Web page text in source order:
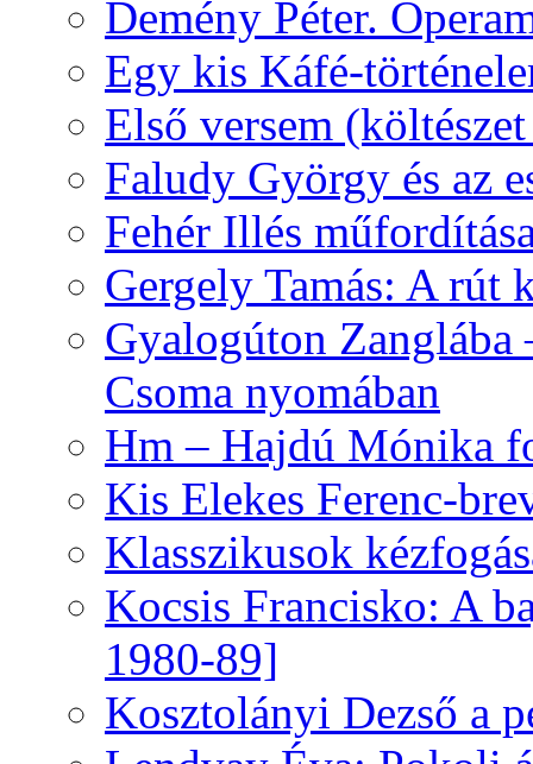
Demény Péter.
Egy kis Káfé-
Első versem
Faludy György és az
Fehér Illés
Gergely Tamás: A rút
Gyalogúton Zanglába
Csoma nyomában
Hm – Hajdú Mónika
Kis Elekes Ferenc-
Klasszikusok
Kocsis Francisko: A
1980-89]
Kosztolányi Dezső a